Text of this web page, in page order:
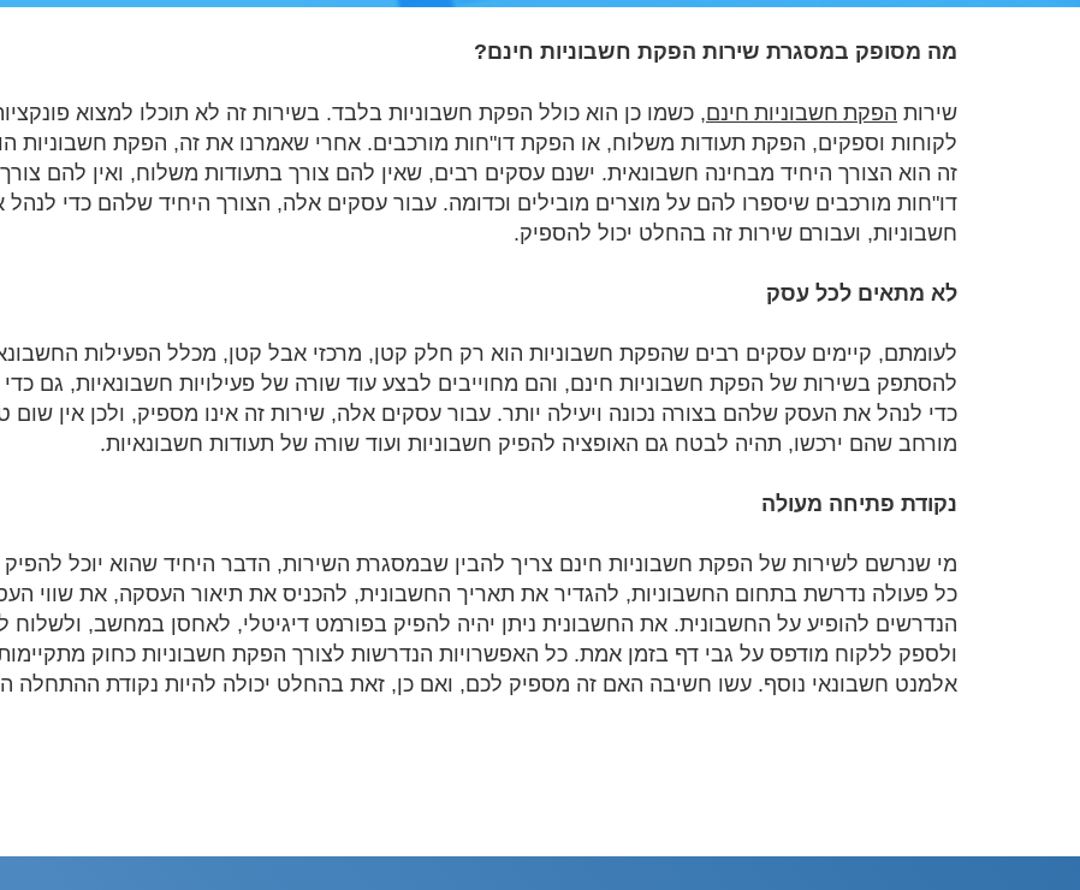
מה מסופק במסגרת שירות הפקת חשבוניות חינם?
שירות הפקת חשבוניות חינם, כשמו כן הוא כולל הפקת חשבוניות בלבד. בשירות זה לא תוכלו למצוא
לקוחות וספקים, הפקת תעודות משלוח, או הפקת דו"חות מורכבים. אחרי שאמרנו את זה, הפקת חשבוניות
זה הוא הצורך היחיד מבחינה חשבונאית. ישנם עסקים רבים, שאין להם צורך בתעודות משלוח, ואין להם
דו"חות מורכבים שיספרו להם על מוצרים מובילים וכדומה. עבור עסקים אלה, הצורך היחיד שלהם כדי
חשבוניות, ועבורם שירות זה בהחלט יכול להספיק.
לא מתאים לכל עסק
לעומתם, קיימים עסקים רבים שהפקת חשבוניות הוא רק חלק קטן, מרכזי אבל קטן, מכלל הפעילות
להסתפק בשירות של הפקת חשבוניות חינם, והם מחוייבים לבצע עוד שורה של פעילויות חשבונאיות, גם
כדי לנהל את העסק שלהם בצורה נכונה ויעילה יותר. עבור עסקים אלה, שירות זה אינו מספיק, ולכן אין
מורחב שהם ירכשו, תהיה לבטח גם האופציה להפיק חשבוניות ועוד שורה של תעודות חשבונאיות.
נקודת פתיחה מעולה
מי שנרשם לשירות של הפקת חשבוניות חינם צריך להבין שבמסגרת השירות, הדבר היחיד שהוא יוכל
כל פעולה נדרשת בתחום החשבוניות, להגדיר את תאריך החשבונית, להכניס את תיאור העסקה, את שווי
הנדרשים להופיע על החשבונית. את החשבונית ניתן יהיה להפיק בפורמט דיגיטלי, לאחסן במחשב, ולשלוח
ולספק ללקוח מודפס על גבי דף בזמן אמת. כל האפשרויות הנדרשות לצורך הפקת חשבוניות כחוק
אלמנט חשבונאי נוסף. עשו חשיבה האם זה מספיק לכם, ואם כן, זאת בהחלט יכולה להיות נקודת ההתחלה